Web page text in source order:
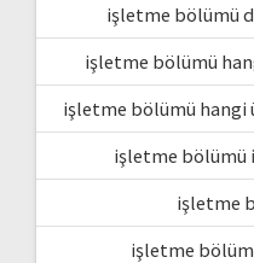
işletme bölümü
işletme bölümü
işletme bölümü
işletme bölümü
işletme
işletme